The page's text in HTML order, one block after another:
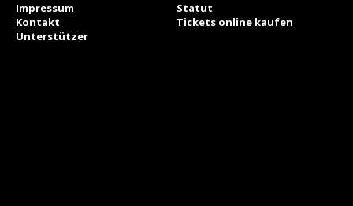
Impressum
Statut
Kontakt
Tickets online kaufen
Unterstützer